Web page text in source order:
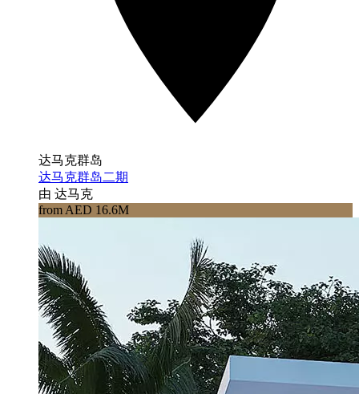
达马克群岛
达马克群岛二期
由 达马克
from AED 16.6M